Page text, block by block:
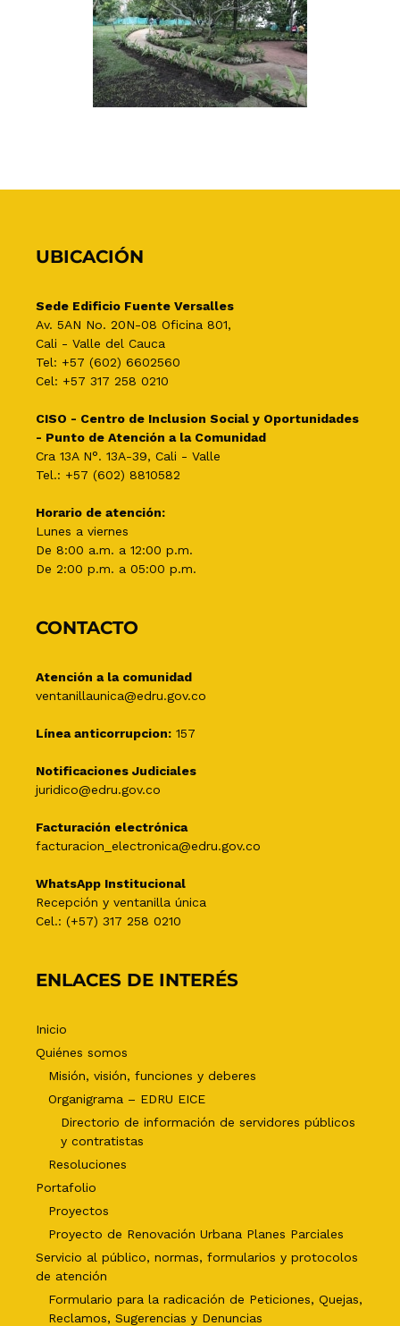
UBICACIÓN
Sede Edificio Fuente Versalles
Av. 5AN No. 20N-08 Oficina 801,
Cali - Valle del Cauca
Tel: +57 (602) 6602560
Cel: +57 317 258 0210
CISO - Centro de Inclusion Social y Oportunidades
- Punto de Atención a la Comunidad
Cra 13A N°. 13A-39, Cali - Valle
Tel.: +57 (602) 8810582
Horario de atención:
Lunes a viernes
De 8:00 a.m. a 12:00 p.m.
De 2:00 p.m. a 05:00 p.m.
CONTACTO
Atención a la comunidad
ventanillaunica@edru.gov.co
Línea anticorrupcion: 157
Notificaciones Judiciales
juridico@edru.gov.co
Facturación electrónica
facturacion_electronica@edru.gov.co
WhatsApp Institucional
Recepción y ventanilla única
Cel.: (+57) 317 258 0210
ENLACES DE INTERÉS
Inicio
Quiénes somos
Misión, visión, funciones y deberes
Organigrama – EDRU EICE
Directorio de información de servidores públicos
y contratistas
Resoluciones
Portafolio
Proyectos
Proyecto de Renovación Urbana Planes Parciales
Servicio al público, normas, formularios y protocolos
de atención
Formulario para la radicación de Peticiones, Quejas,
Reclamos, Sugerencias y Denuncias